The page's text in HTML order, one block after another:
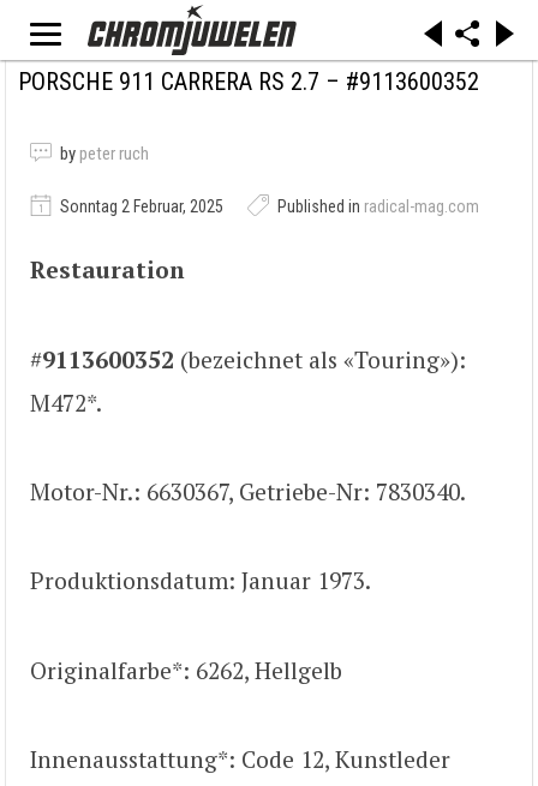
PORSCHE 911 CARRERA RS 2.7 – #9113600352
by peter ruch
Sonntag 2 Februar, 2025 Published in radical-mag.com
Restauration
#9113600352 (bezeichnet als «Touring»):
M472*.
Motor-Nr.: 6630367, Getriebe-Nr: 7830340.
Produktionsdatum: Januar 1973.
Originalfarbe*: 6262, Hellgelb
Innenausstattung*: Code 12, Kunstleder